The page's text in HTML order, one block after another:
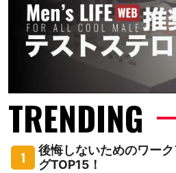
TRENDING
後悔しないためのワー
グTOP15！